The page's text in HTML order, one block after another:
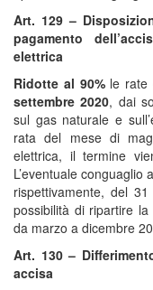
Art. 129 –
pagamento
elettrica
Ridotte al 90% le rate
settembre 2020, dai
sul gas naturale e
rata del mese di
elettrica, il termine
L’eventuale
rispettivamente, del
possibilità di ripartire
da marzo a dicembre
Art. 130 –
accisa